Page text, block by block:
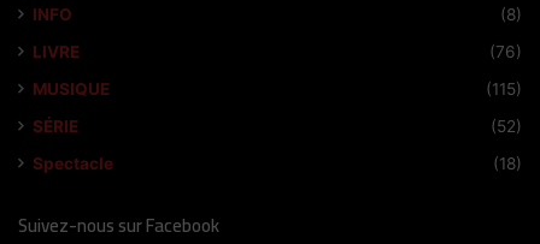
INFO
(8)
LIVRE
(76)
MUSIQUE
(115)
SÉRIE
(52)
Spectacle
(18)
Suivez-nous sur Facebook